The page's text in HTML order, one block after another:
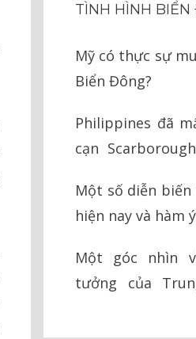
TÌNH HÌNH
Mỹ có thực sự
Biển Đông?
Philippines đã
cạn
Một số diễn
hiện nay và hàm
Một góc nhìn
tưởng của